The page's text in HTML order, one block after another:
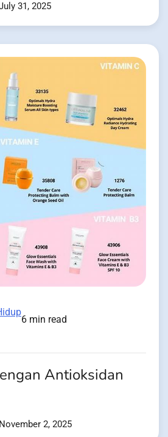
31, 2025
6 min read
Antioksidan
November 2, 2025